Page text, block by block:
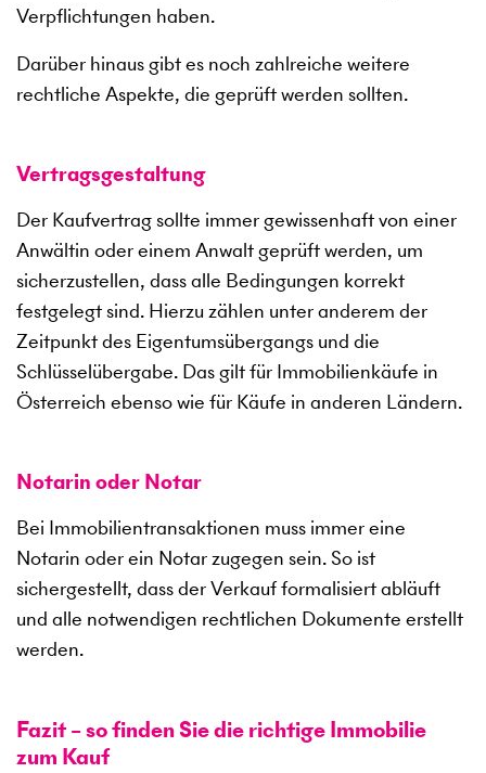
Verpflichtungen haben.
Darüber hinaus gibt es noch zahlreiche weitere
rechtliche Aspekte, die geprüft werden sollten.
Vertragsgestaltung
Der Kaufvertrag sollte immer gewissenhaft von einer
Anwältin oder einem Anwalt geprüft werden, um
sicherzustellen, dass alle Bedingungen korrekt
festgelegt sind. Hierzu zählen unter anderem der
Zeitpunkt des Eigentumsübergangs und die
Schlüsselübergabe. Das gilt für Immobilienkäufe in
Österreich ebenso wie für Käufe in anderen Ländern.
Notarin oder Notar
Bei Immobilientransaktionen muss immer eine
Notarin oder ein Notar zugegen sein. So ist
sichergestellt, dass der Verkauf formalisiert abläuft
und alle notwendigen rechtlichen Dokumente erstellt
werden.
Fazit – so finden Sie die richtige Immobilie
zum Kauf